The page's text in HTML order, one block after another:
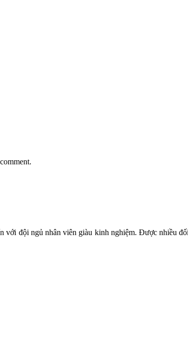
đội ngủ nhân viên giàu kinh nghiệm. Được nhiều